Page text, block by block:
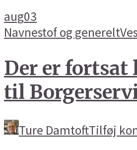
aug03
Navnestof og generelt
Der er fortsat
til
Ture DamtoftTilføj